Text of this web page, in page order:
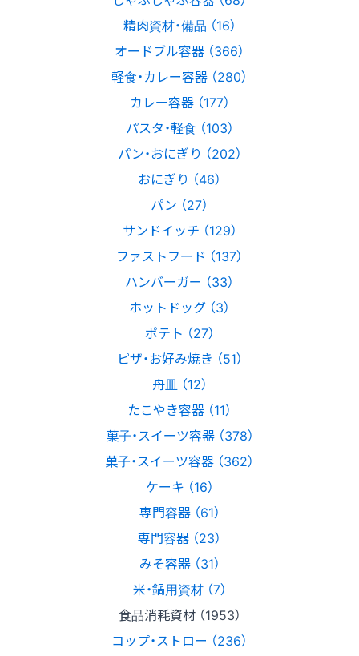
精肉資材・備品 （16）
オードブル容器 （366）
軽食・カレー容器 （280）
カレー容器 （177）
パスタ・軽食 （103）
パン・おにぎり （202）
おにぎり （46）
パン （27）
サンドイッチ （129）
ファストフード （137）
ハンバーガー （33）
ホットドッグ （3）
ポテト （27）
ピザ・お好み焼き （51）
舟皿 （12）
たこやき容器 （11）
菓子・スイーツ容器 （378）
菓子・スイーツ容器 （362）
ケーキ （16）
専門容器 （61）
専門容器 （23）
みそ容器 （31）
米・鍋用資材 （7）
食品消耗資材 （1953）
コップ・ストロー （236）